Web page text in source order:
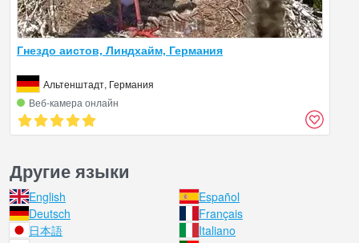
Гнездо аистов, Линдхайм, Германия
Альтенштадт, Германия
Веб‑камера онлайн
Другие языки
English
Español
Deutsch
Français
日本語
Italiano